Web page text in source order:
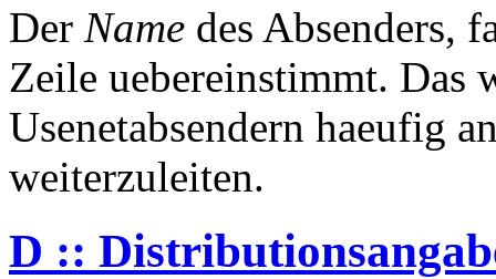
Der Name des Absenders,
Zeile uebereinstimmt. Das
Usenetabsendern haeufig
weiterzuleiten.
D ::